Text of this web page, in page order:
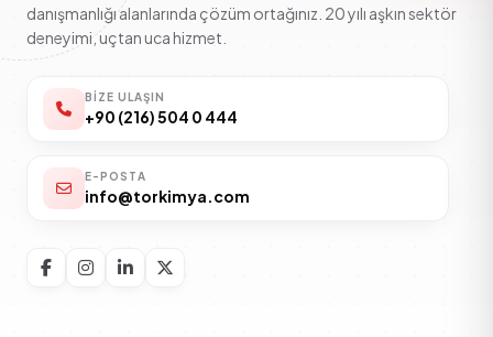
danışmanlığı alanlarında çözüm ortağınız. 20 yılı aşkın sektör
deneyimi, uçtan uca hizmet.
BIZE ULAŞIN
+90 (216) 504 0 444
E-POSTA
info@torkimya.com